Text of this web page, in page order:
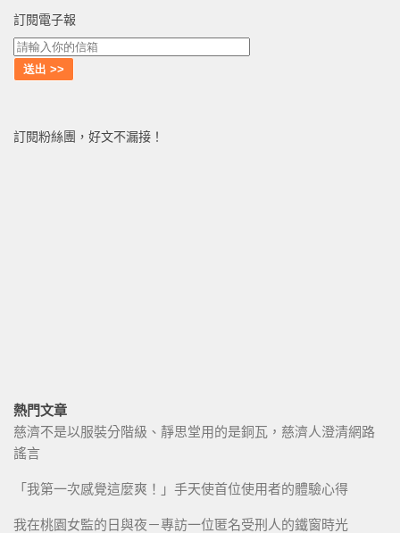
訂閱電子報
訂閱粉絲團，好文不漏接！
熱門文章
慈濟不是以服裝分階級、靜思堂用的是銅瓦，慈濟人澄清網路
謠言
「我第一次感覺這麼爽！」手天使首位使用者的體驗心得
我在桃園女監的日與夜－專訪一位匿名受刑人的鐵窗時光